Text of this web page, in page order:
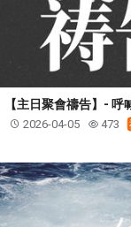
【主日聚會禱告】-
2026-04-05 473